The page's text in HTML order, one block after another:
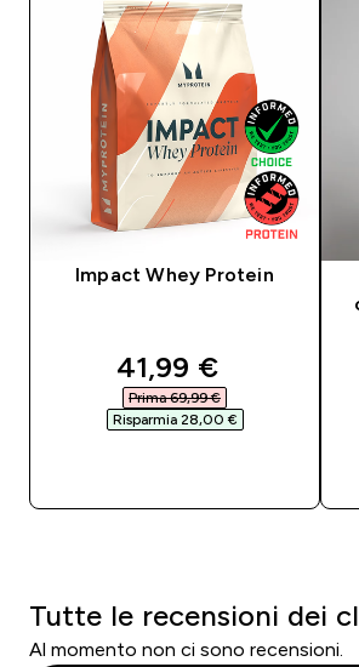
Impact Whey Protein
discounted price
41,99 €‎
Prima 69,99 €‎
Risparmia 28,00 €‎
Tutte le recensioni dei
Al momento non ci sono recensioni.